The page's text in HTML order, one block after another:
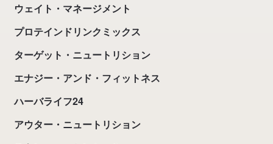
ウェイト・マネージメント
プロテインドリンクミックス
ターゲット・ニュートリション
エナジー・アンド・フィットネス
ハーバライフ24
アウター・ニュートリション